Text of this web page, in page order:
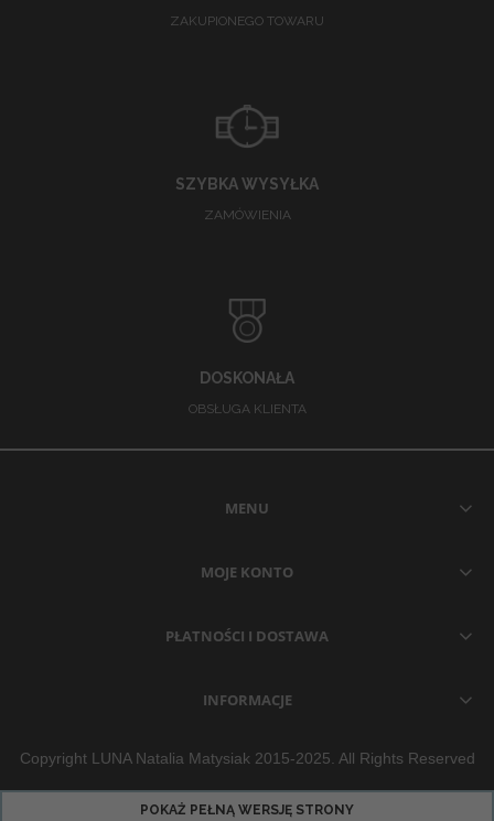
ZAKUPIONEGO TOWARU
SZYBKA WYSYŁKA
ZAMÓWIENIA
DOSKONAŁA
OBSŁUGA KLIENTA
MENU
MOJE KONTO
PŁATNOŚCI I DOSTAWA
INFORMACJE
Copyright LUNA Natalia Matysiak 2015-2025. All Rights Reserved
POKAŻ PEŁNĄ WERSJĘ STRONY